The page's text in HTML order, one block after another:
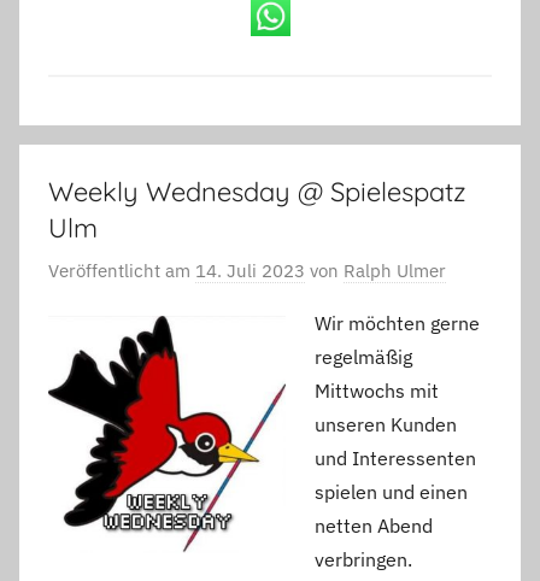
Weekly Wednesday @ Spielespatz
Ulm
Veröffentlicht am 14. Juli 2023 von Ralph Ulmer
Wir möchten gerne
regelmäßig
Mittwochs mit
unseren Kunden
und Interessenten
spielen und einen
netten Abend
verbringen.